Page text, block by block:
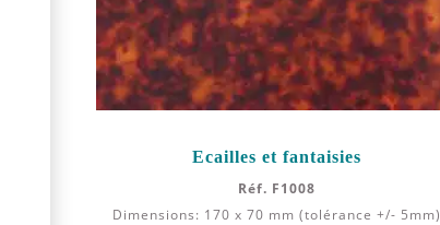
Ecailles et fantaisies
Réf. F1008
Dimensions: 170 x 70 mm (tolérance +/- 5mm)